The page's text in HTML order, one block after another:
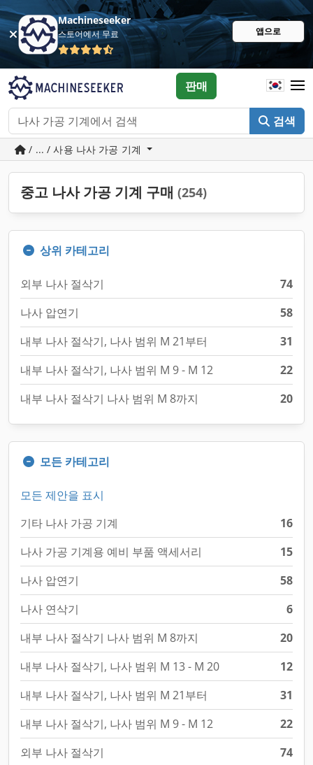
Machineseeker
스토어에서 무료 앱으로
검색
판매
/ ... / 사용 나사 가공 기계
중고 나사 가공 기계 구매 (254)
상위 카테고리
외부 나사 절삭기
74
나사 압연기
58
내부 나사 절삭기, 나사 범위 M 21부터
31
내부 나사 절삭기, 나사 범위 M 9 - M 12
22
내부 나사 절삭기 나사 범위 M 8까지
20
모든 카테고리
모든 제안을 표시
기타 나사 가공 기계
16
나사 가공 기계용 예비 부품 액세서리
15
나사 압연기
58
나사 연삭기
6
내부 나사 절삭기 나사 범위 M 8까지
20
내부 나사 절삭기, 나사 범위 M 13 - M 20
12
내부 나사 절삭기, 나사 범위 M 21부터
31
내부 나사 절삭기, 나사 범위 M 9 - M 12
22
외부 나사 절삭기
74